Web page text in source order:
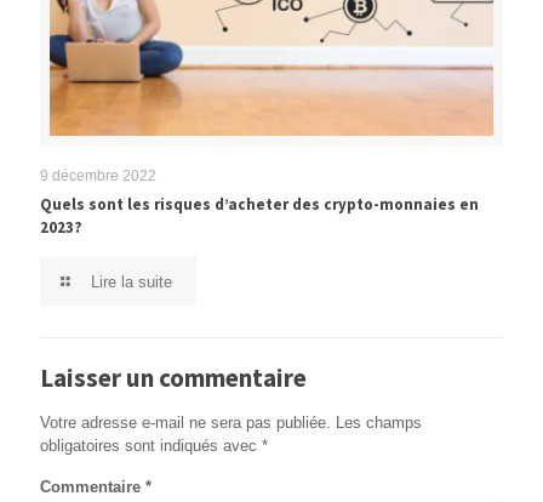
9 décembre 2022
Quels sont les risques d’acheter des crypto-monnaies en
2023?
Lire la suite
Laisser un commentaire
Votre adresse e-mail ne sera pas publiée.
Les champs
obligatoires sont indiqués avec *
Commentaire *